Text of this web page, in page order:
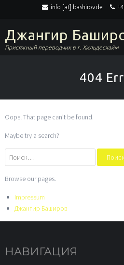
info [at] bashirov.de
Джангир
Присяжный переводчик в г. Хильдесхайм
404
Oops! That page can’t be found.
Maybe try a search?
Найти:
Browse our pages.
Impressum
Джангир Баширов
НАВИГАЦИЯ